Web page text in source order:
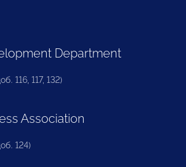
Department
116, 117, 132)
Association
124)